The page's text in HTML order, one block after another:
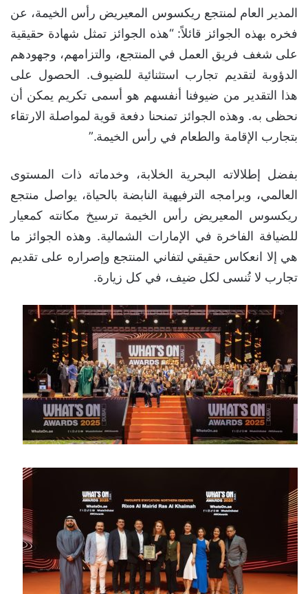
المدير العام لمنتجع ريكسوس المعيريض رأس الخيمة، عن
فخره بهذه الجوائز قائلاً: “هذه الجوائز تمثل شهادة حقيقية
على شغف فريق العمل في المنتجع، والتزامهم، وجهودهم
الدؤوبة لتقديم تجارب استثنائية للضيوف. الحصول على
هذا التقدير من ضيوفنا أنفسهم هو أسمى تكريم يمكن أن
نحظى به. وهذه الجوائز تمنحنا دفعة قوية لمواصلة الارتقاء
بتجارب الإقامة والطعام في رأس الخيمة.”
بفضل إطلالاته البحرية الخلابة، وخدماته ذات المستوى
العالمي، وبرامجه الترفيهية النابضة بالحياة، يواصل منتجع
ريكسوس المعيريض رأس الخيمة ترسيخ مكانته كمعيار
للضيافة الفاخرة في الإمارات الشمالية. وهذه الجوائز ما
هي إلا انعكاس حقيقي لتفاني المنتجع وإصراره على تقديم
تجارب لا تُنسى لكل ضيف، في كل زيارة.